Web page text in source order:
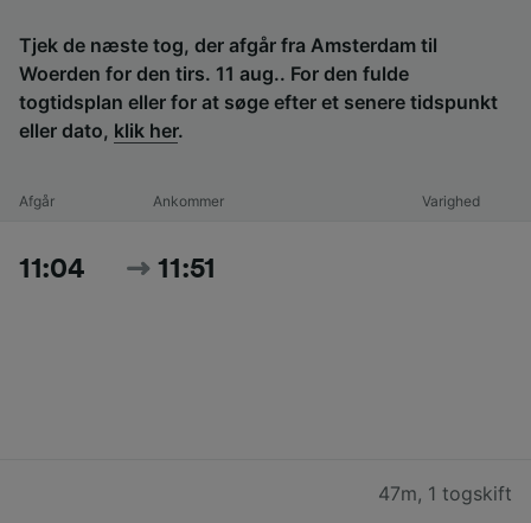
Tjek de næste tog, der afgår fra Amsterdam til
Woerden for den tirs. 11 aug.. For den fulde
togtidsplan eller for at søge efter et senere tidspunkt
eller dato, klik her.
Afgår Ankommer Varighed
11:04 11:51
47m, 1 togskift